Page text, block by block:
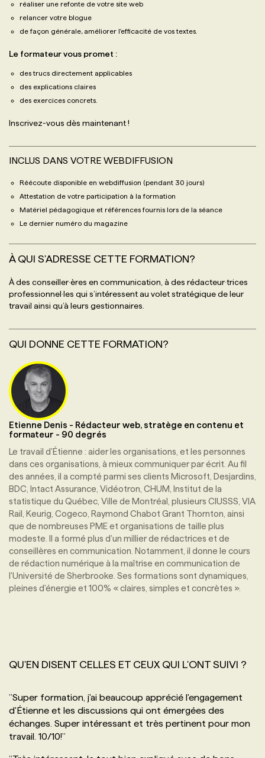
réaliser une refonte de votre site web
relancer votre blogue
de façon générale, améliorer l'efficacité de vos textes.
Le formateur vous promet :
des trucs directement applicables
des explications claires
des exercices concrets.
Inscrivez-vous dès maintenant !
INCLUS DANS VOTRE WEBDIFFUSION
Réécoute disponible en webdiffusion (pendant 30 jours)
Attestation de votre participation à la formation
Matériel pédagogique et références fournis lors de la séance
Le dernier numéro du magazine
À QUI S'ADRESSE CETTE FORMATION?
À des conseiller·ères en communication, à des rédacteur·trices
professionnel·les qui s’intéressent au volet stratégique de leur
travail ainsi qu’à leurs gestionnaires.
QUI DONNE CETTE FORMATION?
Etienne Denis - Rédacteur web, stratège en contenu et
formateur - 90 degrés
Le travail d'Étienne : aider les organisations, et les personnes
dans ces organisations, à mieux communiquer par écrit. Au fil
des années, il a compté parmi ses clients Microsoft, Desjardins,
BDC, Intact Assurance, Vidéotron, CHUM, Institut de la
statistique du Québec, Ville de Montréal, plusieurs CIUSSS, VIA
Rail, Keurig, Cogeco, Raymond Chabot Grant Thornton, ainsi
que de nombreuses PME et organisations de taille plus
modeste. Il a formé plus d'un millier de rédactrices et de
conseillères en communication. Notamment, il donne le cours
de rédaction numérique à la maîtrise en communication de
l'Université de Sherbrooke. Ses formations sont dynamiques,
pleines d'énergie et 100% « claires, simples et concrètes ».
QU'EN DISENT CELLES ET CEUX QUI L'ONT SUIVI ?
’’Super formation, j'ai beaucoup apprécié l'engagement
d'Étienne et les discussions qui ont émergées des
échanges. Super intéressant et très pertinent pour mon
travail. 10/10!’’